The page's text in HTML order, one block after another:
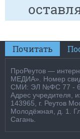
Почитать
ПроРеутов —
МЕДИА». Номер
СМИ: ЭЛ №ФС 77 -
Адрес учредителя,
143965, г. Реутов
Молодёжная, д. 1.
Сагань.